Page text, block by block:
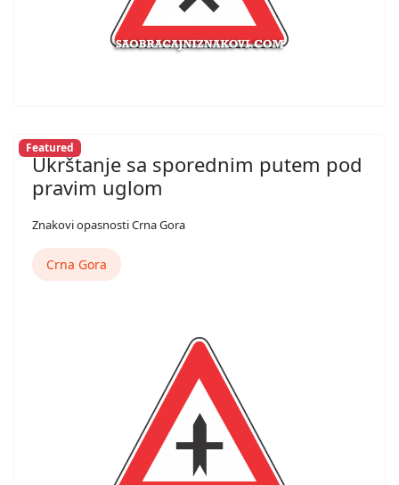
Featured
Ukrštanje sa sporednim putem pod
pravim uglom
Znakovi opasnosti Crna Gora
Crna Gora